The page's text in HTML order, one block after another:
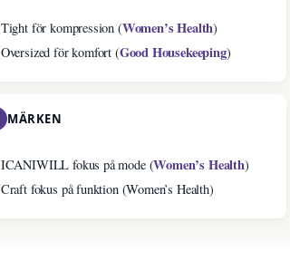
Tight för kompression (Women’s Health)
Oversized för komfort (Good Housekeeping)
MÄRKEN
ICANIWILL fokus på mode (Women’s Health)
Craft fokus på funktion (Women’s Health)